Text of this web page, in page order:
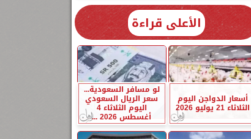
الأعلى قراءة
أسعار الدواجن اليوم
الثلاثاء 21 يوليو 2026
لو مسافر السعودية...
سعر الريال السعودي
اليوم الثلاثاء 4
أغسطس 2026 ...